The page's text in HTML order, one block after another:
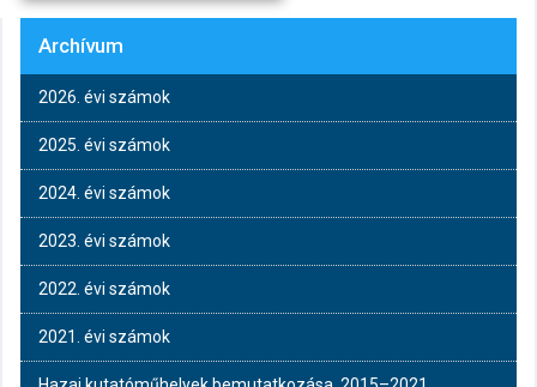
Archívum
2026. évi számok
2025. évi számok
2024. évi számok
2023. évi számok
2022. évi számok
2021. évi számok